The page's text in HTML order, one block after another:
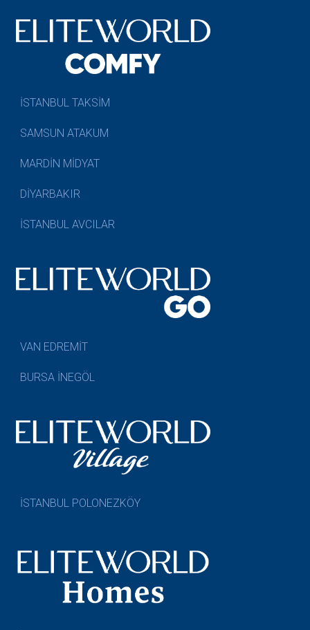
İSTANBUL TAKSİM
SAMSUN ATAKUM
MARDİN MİDYAT
DİYARBAKIR
İSTANBUL AVCILAR
VAN EDREMİT
BURSA İNEGÖL
İSTANBUL POLONEZKÖY